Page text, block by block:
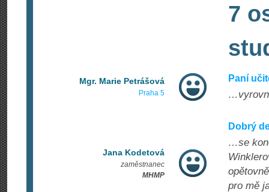
7
Mgr. Marie Petrášová
Praha 5
Paní
Jana Kodetová
zaměstnanec
MHMP
Dobrý
…se
pro mě